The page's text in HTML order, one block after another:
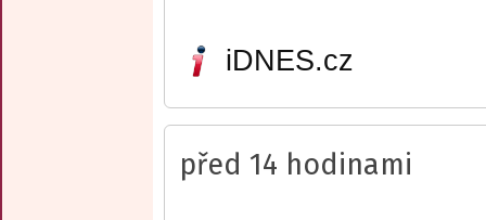
iDNES.cz
před 14 hodinami